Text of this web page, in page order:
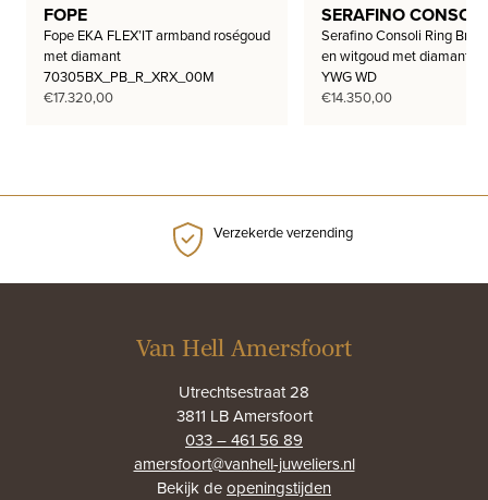
FOPE
Fope EKA FLEX’IT armband roségoud
met diamant
70305BX_PB_R_XRX_00M
€17.320,00
SERAFINO CONSOLI
Serafino Consoli Ring
en witgoud met diamant
YWG WD
€14.350,00
Verzekerde verzending
Van Hell Amersfoort
Utrechtsestraat 28
3811 LB Amersfoort
033 – 461 56 89
amersfoort@vanhell-juweliers.nl
Bekijk deopeningstijden